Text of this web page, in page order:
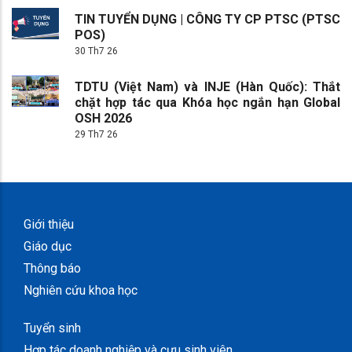
TIN TUYỂN DỤNG | CÔNG TY CP PTSC (PTSC
POS)
30 Th7 26
TDTU (Việt Nam) và INJE (Hàn Quốc): Thắt
chặt hợp tác qua Khóa học ngắn hạn Global
OSH 2026
29 Th7 26
Giới thiệu
Giáo dục
Thông báo
Nghiên cứu khoa học
Tuyển sinh